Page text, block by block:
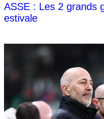
ASSE : Les 2 grands
estivale